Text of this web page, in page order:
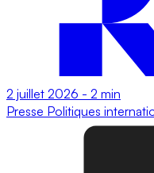
2 juillet 2026 - 2 min
Presse Politiques